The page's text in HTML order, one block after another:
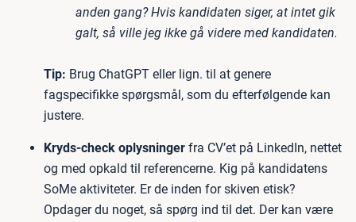
anden gang? Hvis kandidaten siger, at intet gik
galt, så ville jeg ikke gå videre med kandidaten.
Tip: Brug ChatGPT eller lign. til at genere
fagspecifikke spørgsmål, som du efterfølgende kan
justere.
Kryds-check oplysninger fra CV’et på LinkedIn, nettet
og med opkald til referencerne. Kig på kandidatens
SoMe aktiviteter. Er de inden for skiven etisk?
Opdager du noget, så spørg ind til det. Der kan være